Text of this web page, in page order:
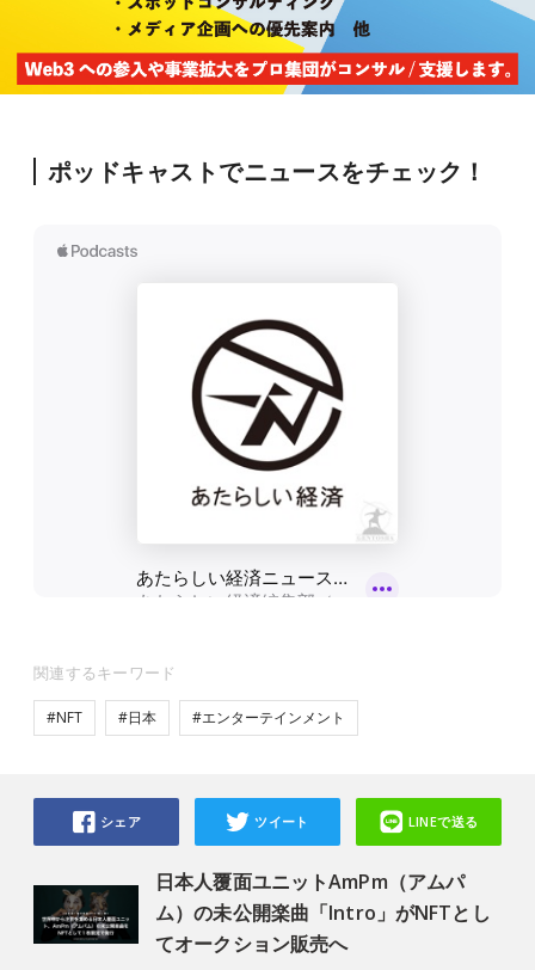
ポッドキャストでニュースをチェック！
関連するキーワード
#NFT #日本 #エンターテインメント
日本人覆面ユニットAmPm（アムパ
ム）の未公開楽曲「Intro」がNFTとし
てオークション販売へ
シェア ツイート LINEで送る